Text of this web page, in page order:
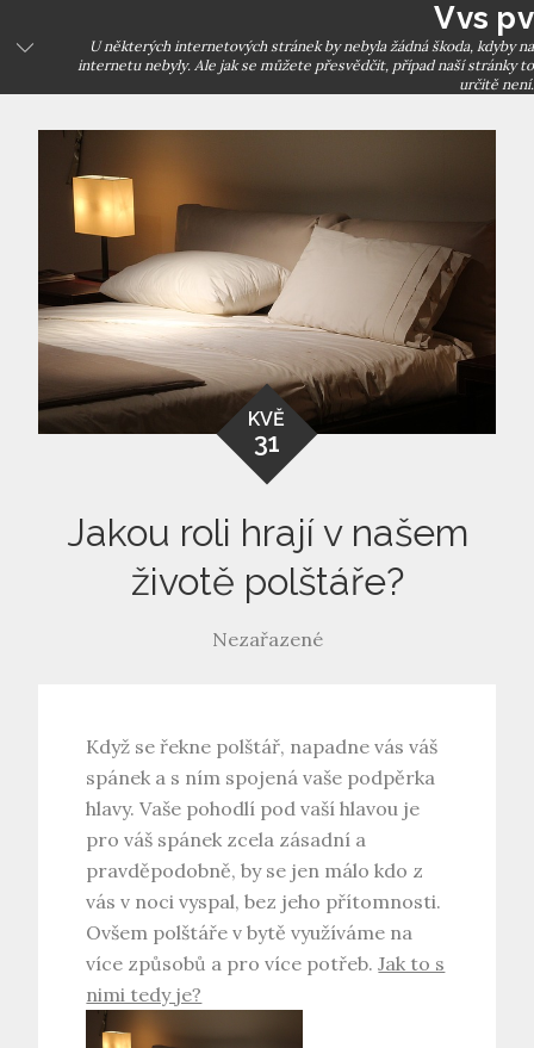
to
Vvs pv
U některých internetových stránek by nebyla žádná škoda, kdyby na
internetu nebyly. Ale jak se můžete přesvědčit, případ naší stránky to
určitě není.
KVĚ
31
Jakou roli hrají v našem
životě polštáře?
Nezařazené
Když se řekne polštář, napadne vás váš
spánek a s ním spojená vaše podpěrka
hlavy. Vaše pohodlí pod vaší hlavou je
pro váš spánek zcela zásadní a
pravděpodobně, by se jen málo kdo z
vás v noci vyspal, bez jeho přítomnosti.
Ovšem polštáře v bytě využíváme na
více způsobů a pro více potřeb.Jak to s
nimi tedy je?